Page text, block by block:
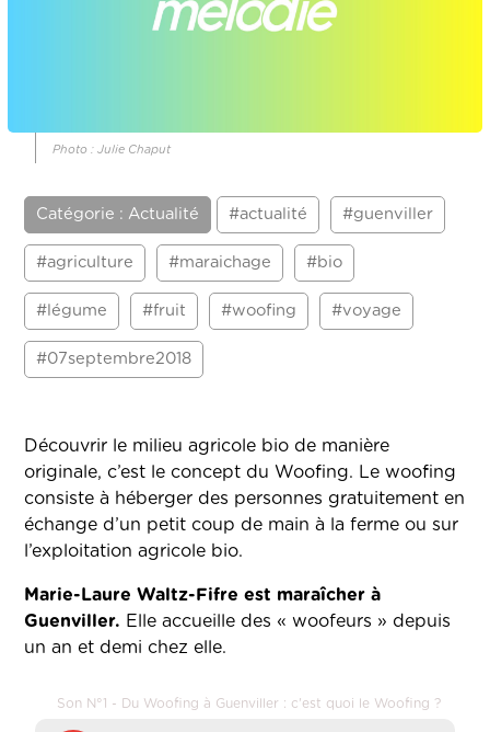
Photo : Julie Chaput
Catégorie : Actualité #actualité #guenviller
#agriculture #maraichage #bio
#légume #fruit #woofing #voyage
#07septembre2018
Découvrir le milieu agricole bio de manière
originale, c’est le concept du Woofing. Le woofing
consiste à héberger des personnes gratuitement en
échange d’un petit coup de main à la ferme ou sur
l’exploitation agricole bio.
Marie-Laure Waltz-Fifre est maraîcher à
Guenviller. Elle accueille des « woofeurs » depuis
un an et demi chez elle.
Son N°1 - Du Woofing à Guenviller : c'est quoi le Woofing ?